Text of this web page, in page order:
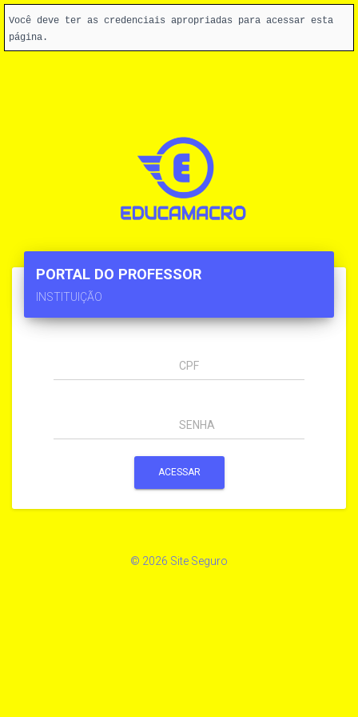
Você deve ter as credenciais apropriadas para acessar esta
página.
PORTAL DO PROFESSOR
INSTITUIÇÃO
CPF
SENHA
ACESSAR
© 2026 Site Seguro